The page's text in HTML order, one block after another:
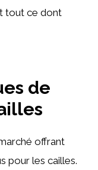
tout ce dont
de
offrant
pour les cailles.